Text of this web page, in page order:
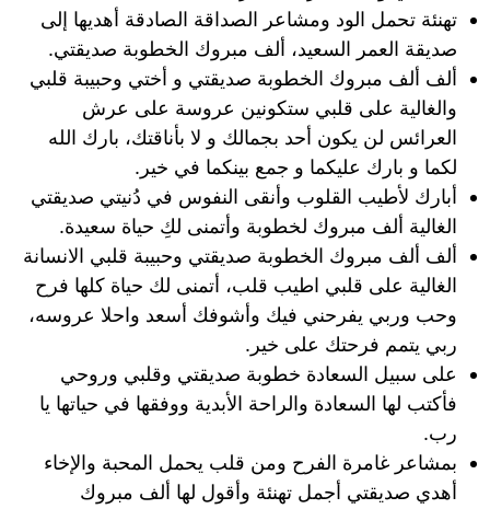
تهنئة تحمل الود ومشاعر الصداقة الصادقة أهديها إلى
صديقة العمر السعيد، ألف مبروك الخطوبة صديقتي.
ألف ألف مبروك الخطوبة صديقتي و أختي وحبيبة قلبي
والغالية على قلبي ستكونين عروسة على عرش
العرائس لن يكون أحد بجمالك و لا بأناقتك، بارك الله
لكما و بارك عليكما و جمع بينكما في خير.
أبارك لأطيب القلوب وأنقى النفوس في دُنيتي صديقتي
الغالية ألف مبروك لخطوبة وأتمنى لكِ حياة سعيدة.
ألف ألف مبروك الخطوبة صديقتي وحبيبة قلبي الانسانة
الغالية على قلبي اطيب قلب، أتمنى لك حياة كلها فرح
وحب وربي يفرحني فيك وأشوفك أسعد واحلا عروسه،
ربي يتمم فرحتك على خير.
على سبيل السعادة خطوبة صديقتي وقلبي وروحي
فأكتب لها السعادة والراحة الأبدية ووفقها في حياتها يا
رب.
بمشاعر غامرة الفرح ومن قلب يحمل المحبة والإخاء
أهدي صديقتي أجمل تهنئة وأقول لها ألف مبروك